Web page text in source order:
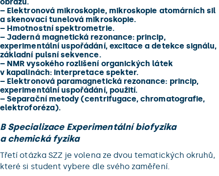
– Elektronová mikroskopie, mikroskopie atomárních sil
a skenovací tunelová mikroskopie.
– Hmotnostní spektrometrie.
– Jaderná magnetická rezonance: princip,
experimentální uspořádání, excitace a detekce signálu,
základní pulsní sekvence.
– NMR vysokého rozlišení organických látek
v kapalinách: interpretace spekter.
– Elektronová paramagnetická rezonance: princip,
experimentální uspořádání, použití.
– Separační metody (centrifugace, chromatografie,
elektroforéza).
B Specializace Experimentální biofyzika
a chemická fyzika
Třetí otázka SZZ je volena ze dvou tematických okruhů,
které si student vybere dle svého zaměření.